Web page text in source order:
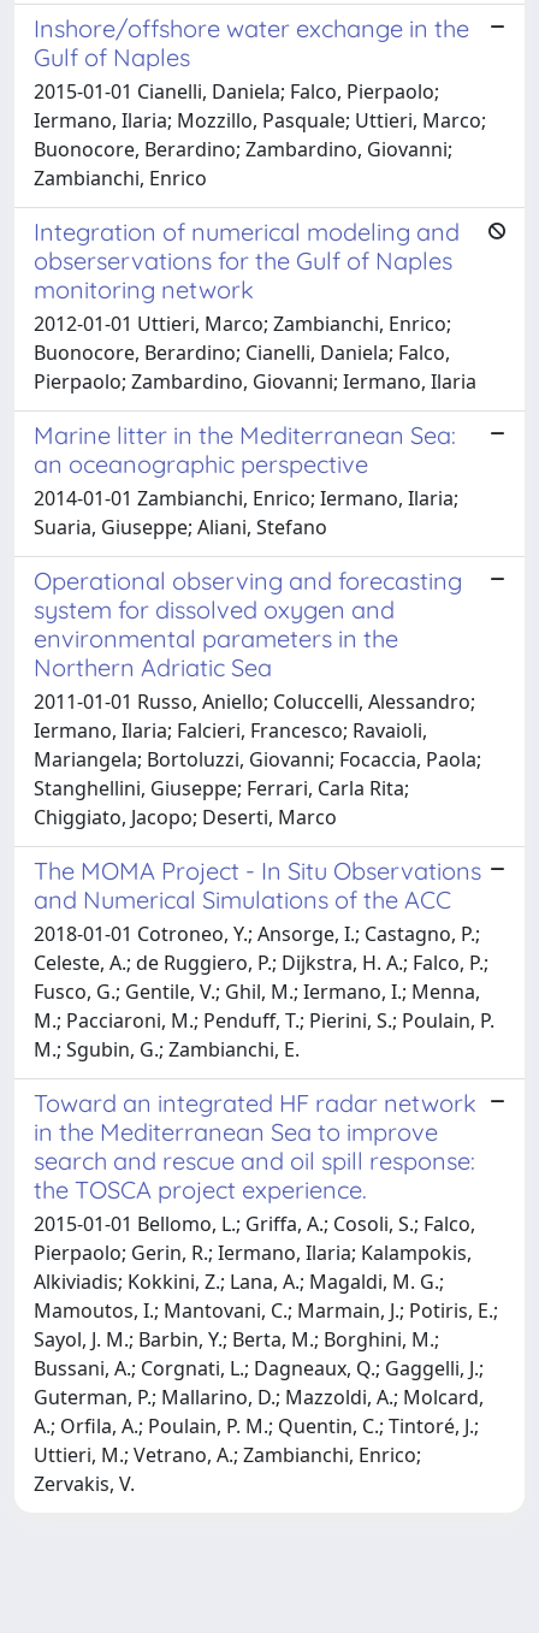
Inshore/offshore water exchange in the
Gulf of Naples
2015-01-01 Cianelli, Daniela; Falco, Pierpaolo;
Iermano, Ilaria; Mozzillo, Pasquale; Uttieri, Marco;
Buonocore, Berardino; Zambardino, Giovanni;
Zambianchi, Enrico
Integration of numerical modeling and
obserservations for the Gulf of Naples
monitoring network
2012-01-01 Uttieri, Marco; Zambianchi, Enrico;
Buonocore, Berardino; Cianelli, Daniela; Falco,
Pierpaolo; Zambardino, Giovanni; Iermano, Ilaria
Marine litter in the Mediterranean Sea:
an oceanographic perspective
2014-01-01 Zambianchi, Enrico; Iermano, Ilaria;
Suaria, Giuseppe; Aliani, Stefano
Operational observing and forecasting
system for dissolved oxygen and
environmental parameters in the
Northern Adriatic Sea
2011-01-01 Russo, Aniello; Coluccelli, Alessandro;
Iermano, Ilaria; Falcieri, Francesco; Ravaioli,
Mariangela; Bortoluzzi, Giovanni; Focaccia, Paola;
Stanghellini, Giuseppe; Ferrari, Carla Rita;
Chiggiato, Jacopo; Deserti, Marco
The MOMA Project - In Situ Observations
and Numerical Simulations of the ACC
2018-01-01 Cotroneo, Y.; Ansorge, I.; Castagno, P.;
Celeste, A.; de Ruggiero, P.; Dijkstra, H. A.; Falco, P.;
Fusco, G.; Gentile, V.; Ghil, M.; Iermano, I.; Menna,
M.; Pacciaroni, M.; Penduff, T.; Pierini, S.; Poulain, P.
M.; Sgubin, G.; Zambianchi, E.
Toward an integrated HF radar network
in the Mediterranean Sea to improve
search and rescue and oil spill response:
the TOSCA project experience.
2015-01-01 Bellomo, L.; Griffa, A.; Cosoli, S.; Falco,
Pierpaolo; Gerin, R.; Iermano, Ilaria; Kalampokis,
Alkiviadis; Kokkini, Z.; Lana, A.; Magaldi, M. G.;
Mamoutos, I.; Mantovani, C.; Marmain, J.; Potiris, E.;
Sayol, J. M.; Barbin, Y.; Berta, M.; Borghini, M.;
Bussani, A.; Corgnati, L.; Dagneaux, Q.; Gaggelli, J.;
Guterman, P.; Mallarino, D.; Mazzoldi, A.; Molcard,
A.; Orfila, A.; Poulain, P. M.; Quentin, C.; Tintoré, J.;
Uttieri, M.; Vetrano, A.; Zambianchi, Enrico;
Zervakis, V.